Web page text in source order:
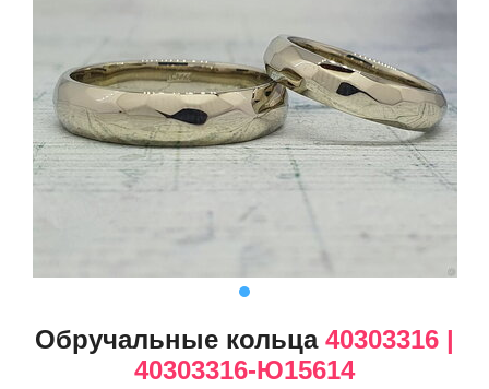
Обручальные кольца 40303316 |
40303316-Ю15614